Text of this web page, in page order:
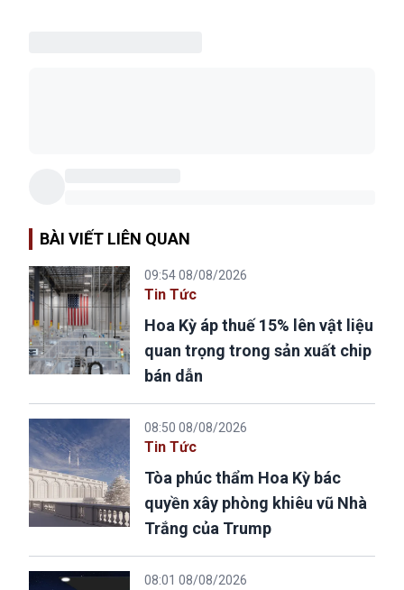
BÀI VIẾT LIÊN QUAN
09:54 08/08/2026
Tin Tức
Hoa Kỳ áp thuế 15% lên vật liệu
quan trọng trong sản xuất chip
bán dẫn
08:50 08/08/2026
Tin Tức
Tòa phúc thẩm Hoa Kỳ bác
quyền xây phòng khiêu vũ Nhà
Trắng của Trump
08:01 08/08/2026